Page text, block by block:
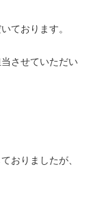
ております。
させていただい
おりましたが、